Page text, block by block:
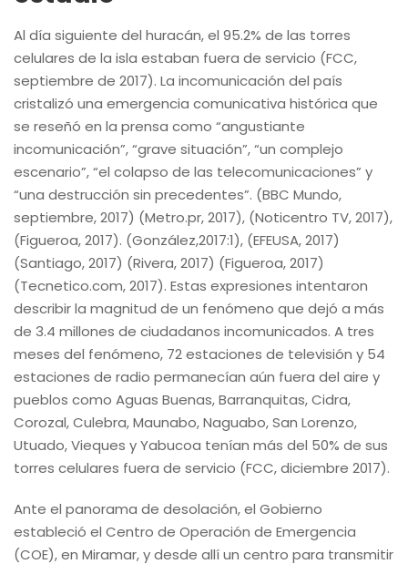
Al día siguiente del huracán, el 95.2% de las torres
celulares de la isla estaban fuera de servicio (FCC,
septiembre de 2017). La incomunicación del país
cristalizó una emergencia comunicativa histórica que
se reseñó en la prensa como “angustiante
incomunicación”, “grave situación”, “un complejo
escenario”, “el colapso de las telecomunicaciones” y
“una destrucción sin precedentes”. (BBC Mundo,
septiembre, 2017) (Metro.pr, 2017), (Noticentro TV, 2017),
(Figueroa, 2017). (González,2017:1), (EFEUSA, 2017)
(Santiago, 2017) (Rivera, 2017) (Figueroa, 2017)
(Tecnetico.com, 2017). Estas expresiones intentaron
describir la magnitud de un fenómeno que dejó a más
de 3.4 millones de ciudadanos incomunicados. A tres
meses del fenómeno, 72 estaciones de televisión y 54
estaciones de radio permanecían aún fuera del aire y
pueblos como Aguas Buenas, Barranquitas, Cidra,
Corozal, Culebra, Maunabo, Naguabo, San Lorenzo,
Utuado, Vieques y Yabucoa tenían más del 50% de sus
torres celulares fuera de servicio (FCC, diciembre 2017).
Ante el panorama de desolación, el Gobierno
estableció el Centro de Operación de Emergencia
(COE), en Miramar, y desde allí un centro para transmitir